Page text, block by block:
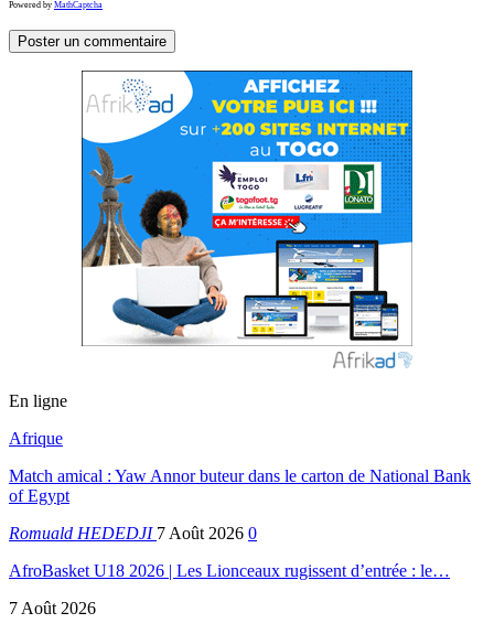
Powered by MathCaptcha
En ligne
Afrique
Match amical : Yaw Annor buteur dans le carton de National Bank
of Egypt
Romuald HEDEDJI 7 Août 2026 0
AfroBasket U18 2026 | Les Lionceaux rugissent d’entrée : le…
7 Août 2026